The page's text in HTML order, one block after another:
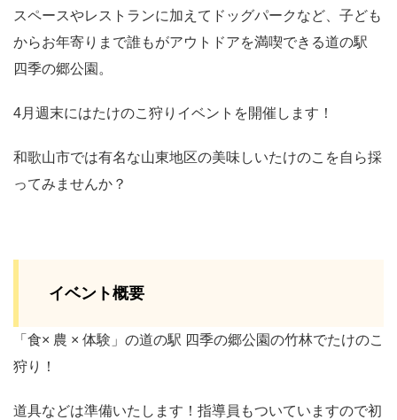
スペースやレストランに加えてドッグパークなど、子ども
からお年寄りまで誰もがアウトドアを満喫できる道の駅
四季の郷公園。
4月週末にはたけのこ狩りイベントを開催します！
和歌山市では有名な山東地区の美味しいたけのこを自ら採
ってみませんか？
イベント概要
「食× 農 × 体験」の道の駅 四季の郷公園の竹林でたけのこ
狩り！
道具などは準備いたします！指導員もついていますので初